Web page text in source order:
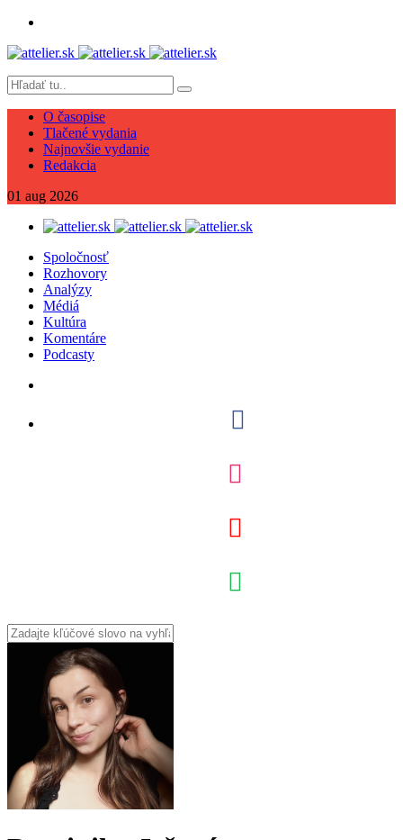
O časopise
Tlačené vydania
Najnovšie vydanie
Redakcia
01 aug 2026
Spoločnosť
Rozhovory
Analýzy
Médiá
Kultúra
Komentáre
Podcasty